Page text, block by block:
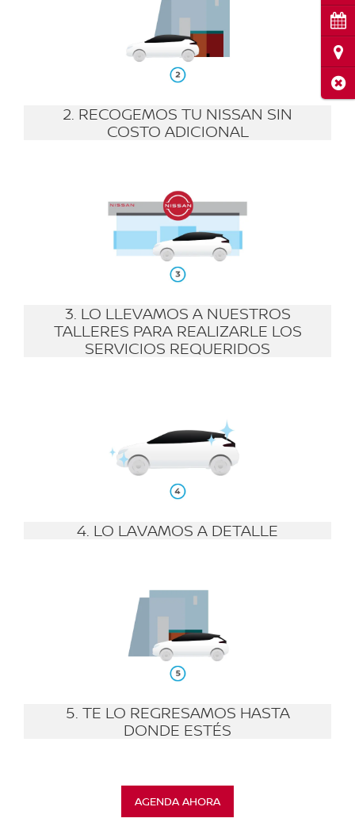
2. RECOGEMOS TU NISSAN SIN
COSTO ADICIONAL
3. LO LLEVAMOS A NUESTROS
TALLERES PARA REALIZARLE LOS
SERVICIOS REQUERIDOS
4. LO LAVAMOS A DETALLE
5. TE LO REGRESAMOS HASTA
DONDE ESTÉS
AGENDA AHORA